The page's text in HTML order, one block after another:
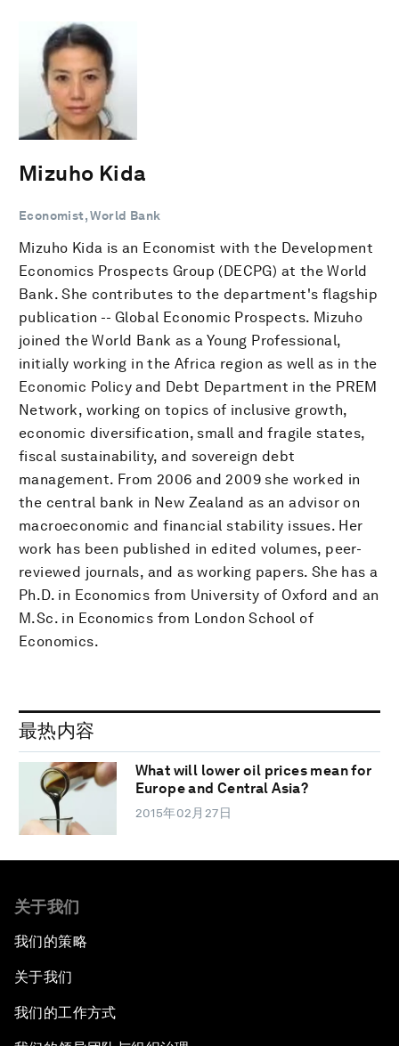
Mizuho Kida
Economist, World Bank
Mizuho Kida is an Economist with the Development
Economics Prospects Group (DECPG) at the World
Bank. She contributes to the department's flagship
publication -- Global Economic Prospects. Mizuho
joined the World Bank as a Young Professional,
initially working in the Africa region as well as in the
Economic Policy and Debt Department in the PREM
Network, working on topics of inclusive growth,
economic diversification, small and fragile states,
fiscal sustainability, and sovereign debt
management. From 2006 and 2009 she worked in
the central bank in New Zealand as an advisor on
macroeconomic and financial stability issues. Her
work has been published in edited volumes, peer-
reviewed journals, and as working papers. She has a
Ph.D. in Economics from University of Oxford and an
M.Sc. in Economics from London School of
Economics.
最热内容
What will lower oil prices mean for
Europe and Central Asia?
2015年02月27日
关于我们
我们的策略
关于我们
我们的工作方式